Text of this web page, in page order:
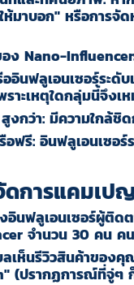
ห้มาบอก" หรือการ
ง Nano-
อินฟลูเอนเซอร์ระ
ราะเหตุใดกลุ่มนี้จึงเ
สูงกว่า: มีความใกล้ชิ
อฟรี: อินฟลูเอนเซอ
ดการแคมเ
นฟลูเอนเซอร์ผู้ติด
จำนวน 30 คน ค
ลเห็นรีวิวสินค้าของ
(ปรากฏการณ์ที่จู่ๆ